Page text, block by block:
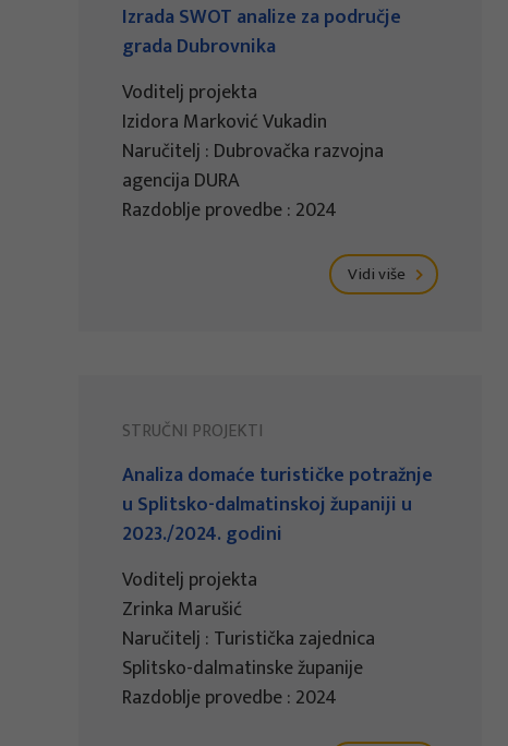
Izrada SWOT analize za područje
grada Dubrovnika
Voditelj projekta
Izidora Marković Vukadin
Naručitelj : Dubrovačka razvojna
agencija DURA
Razdoblje provedbe : 2024
Vidi više
STRUČNI PROJEKTI
Analiza domaće turističke potražnje
u Splitsko-dalmatinskoj županiji u
2023./2024. godini
Voditelj projekta
Zrinka Marušić
Naručitelj : Turistička zajednica
Splitsko-dalmatinske županije
Razdoblje provedbe : 2024